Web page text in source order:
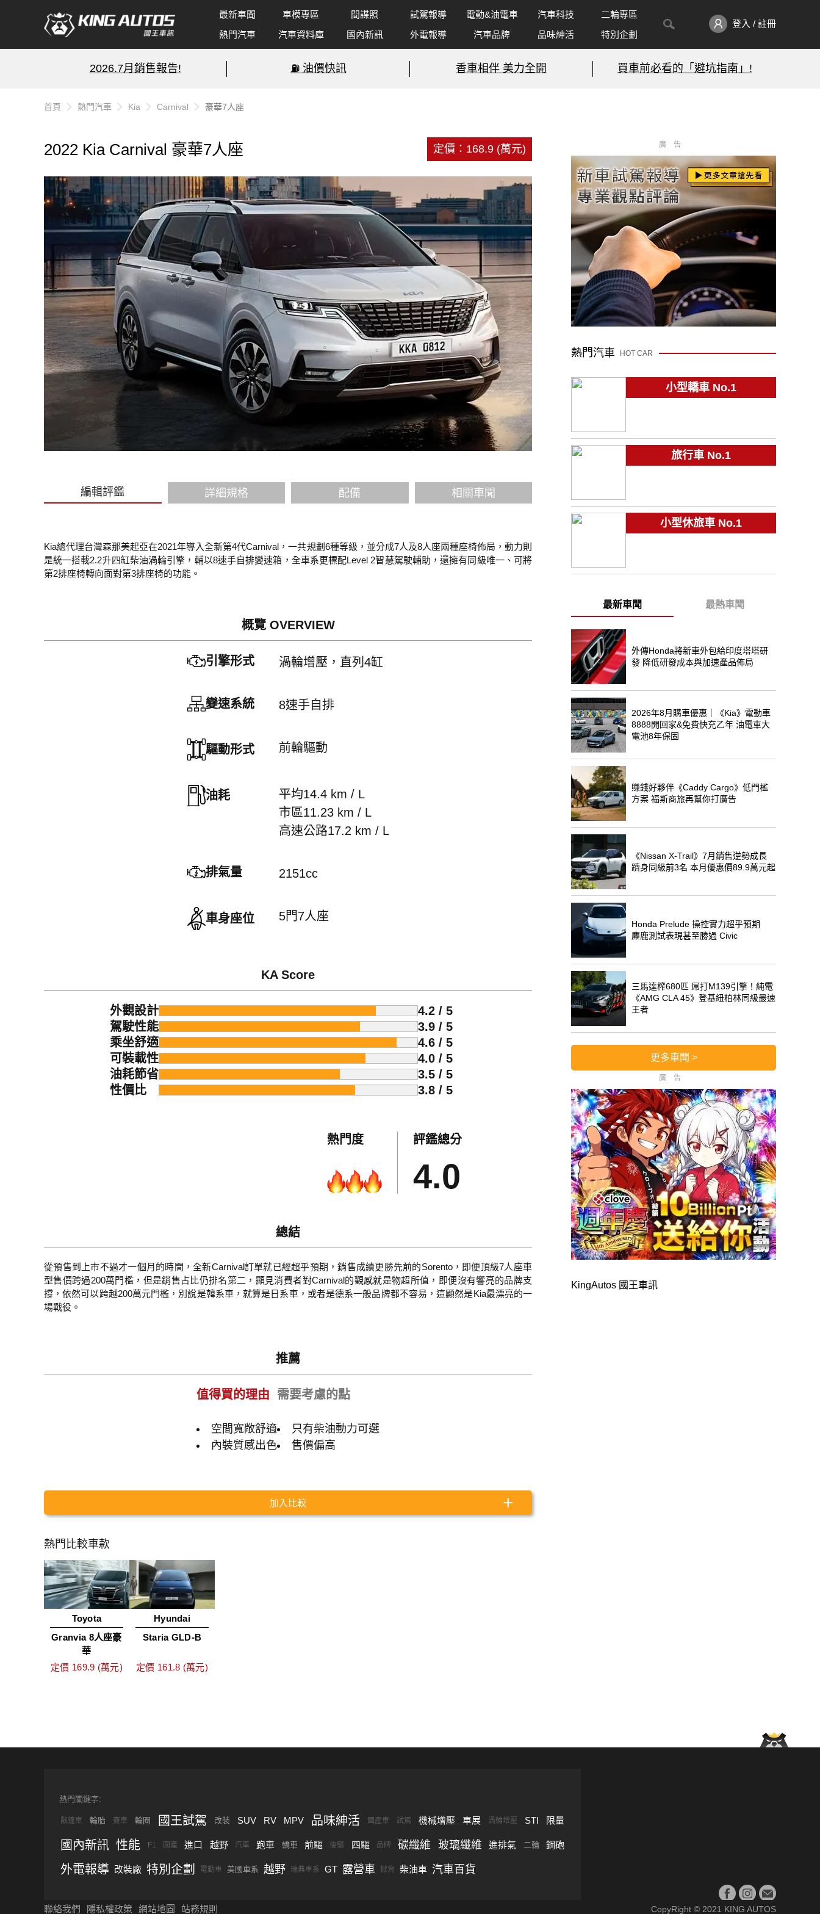
最新車聞 車模專區 間諜照 試駕報導 電動&油電車 汽車科技
二輪專區
熱門汽車
汽車資料庫 國內新訊 外電報導 汽車品牌 品味紳活 特別企劃
登入 / 註冊
2026.7月銷售報告! ⛽️ 油價快訊 香車相伴 美力全開 買車前必看的「避坑指南」!
首頁 熱門汽車 Kia Carnival 豪華7人座
2022 Kia Carnival 豪華7人座 定價：168.9 (萬元)
編輯評鑑 詳細規格 配備 相關車聞
Kia總代理台灣森那美起亞在2021年導入全新第4代Carnival，一共規劃6種等級，並分成7人及8人座兩種座椅佈局，動力則
是統一搭載2.2升四缸柴油渦輪引擎，輔以8速手自排變速箱，全車系更標配Level 2智慧駕駛輔助，還擁有同級唯一、可將
第2排座椅轉向面對第3排座椅的功能。
概覽 OVERVIEW
引擎形式 渦輪增壓，直列4缸
變速系統 8速手自排
驅動形式 前輪驅動
油耗
平均14.4 km / L
市區11.23 km / L
高速公路17.2 km / L
排氣量 2151cc
車身座位 5門7人座
KA Score
外觀設計
4.2 / 5
駕駛性能
3.9 / 5
乘坐舒適
4.6 / 5
可裝載性
4.0 / 5
油耗節省
3.5 / 5
性價比
3.8 / 5
熱門度 評鑑總分
4.0
總結
從預售到上市不過才一個月的時間，全新Carnival訂單就已經超乎預期，銷售成績更勝先前的Sorento，即便頂級7人座車
型售價跨過200萬門檻，但是銷售占比仍排名第二，顯見消費者對Carnival的觀感就是物超所值，即便沒有響亮的品牌支
撐，依然可以跨越200萬元門檻，別說是韓系車，就算是日系車，或者是德系一般品牌都不容易，這顯然是Kia最漂亮的一
場戰役。
推薦
值得買的理由
空間寬敞舒適
內裝質感出色
需要考慮的點
只有柴油動力可選
售價偏高
加入比較
熱門比較車款
Toyota
Granvia 8人座豪
華
定價 169.9 (萬元)
Hyundai
Staria GLD-B
定價 161.8 (萬元)
廣告
熱門汽車 HOT CAR
小型轎車 No.1
旅行車 No.1
小型休旅車 No.1
最新車聞 最熱車聞
外傳Honda將新車外包給印度塔塔研
發 降低研發成本與加速產品佈局
2026年8月購車優惠｜《Kia》電動車
8888開回家&免費快充乙年 油電車大
電池8年保固
賺錢好夥伴《Caddy Cargo》低門檻
方案 福斯商旅再幫你打廣告
《Nissan X-Trail》7月銷售逆勢成長
躋身同級前3名 本月優惠價89.9萬元起
Honda Prelude 操控實力超乎預期
麋鹿測試表現甚至勝過 Civic
三馬達榨680匹 屌打M139引擎！純電
《AMG CLA 45》登基紐柏林同級最速
王者
更多車聞 >
廣告
KingAutos 國王車訊
熱門關鍵字:
敞篷車 輪胎 賽車 輪圈 國王試駕 改裝 SUV RV MPV 品味紳活 國產車 試駕 機械增壓 車展 渦輪增壓 STI 限量
國內新訊 性能 F1 國產 進口 越野 汽車 跑車 轎車 前驅 後驅 四驅 品牌 碳纖維 玻璃纖維 進排氣 二輪 鋼砲
外電報導 改裝廠 特別企劃 電動車 美國車系 越野 瑞典車系 GT 露營車 掀背 柴油車 汽車百貨
聯絡我們 隱私權政策 網站地圖 站務規則 CopyRight © 2021 KING AUTOS